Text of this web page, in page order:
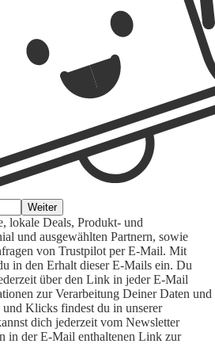
Weiter
lokale Deals, Produkt- und
und ausgewählten Partnern, sowie
von Trustpilot per E-Mail. Mit
in den Erhalt dieser E-Mails ein. Du
über den Link in jeder E-Mail
zur Verarbeitung Deiner Daten und
Klicks findest du in unserer
dich jederzeit vom Newsletter
in der E-Mail enthaltenen Link zur